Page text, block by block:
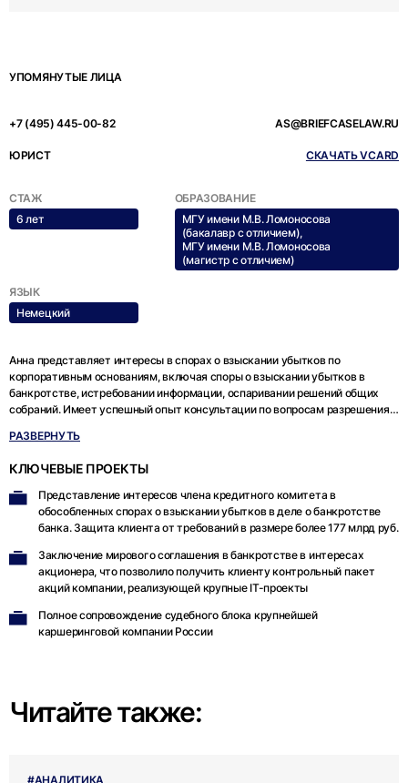
УПОМЯНУТЫЕ ЛИЦА
+7 (495) 445-00-82 AS@BRIEFCASELAW.RU
ЮРИСТ СКАЧАТЬ VCARD
СТАЖ
6 лет
ОБРАЗОВАНИЕ
МГУ имени М.В. Ломоносова
(бакалавр с отличием),
МГУ имени М.В. Ломоносова
(магистр с отличием)
ЯЗЫК
Немецкий
Анна представляет интересы в спорах о взыскании убытков по
корпоративным основаниям, включая споры о взыскании убытков в
банкротстве, истребовании информации, оспаривании решений общих
собраний. Имеет успешный опыт консультации по вопросам разрешения
РАЗВЕРНУТЬ
КЛЮЧЕВЫЕ ПРОЕКТЫ
Представление интересов члена кредитного комитета в
обособленных спорах о взыскании убытков в деле о банкротстве
банка. Защита клиента от требований в размере более 177 млрд руб.
Заключение мирового соглашения в банкротстве в интересах
акционера, что позволило получить клиенту контрольный пакет
акций компании, реализующей крупные IT-проекты
Полное сопровождение судебного блока крупнейшей
каршеринговой компании России
Читайте также:
#АНАЛИТИКА